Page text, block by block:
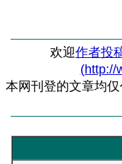
欢迎作者投
(http://
本网刊登的文章均